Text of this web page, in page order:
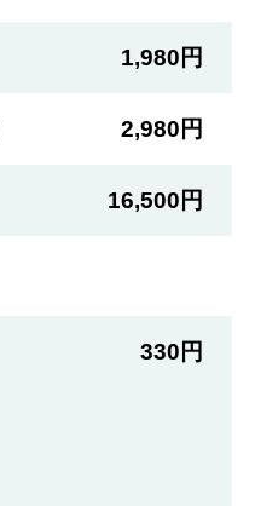
1,980円
2,980円
16,500円
330円